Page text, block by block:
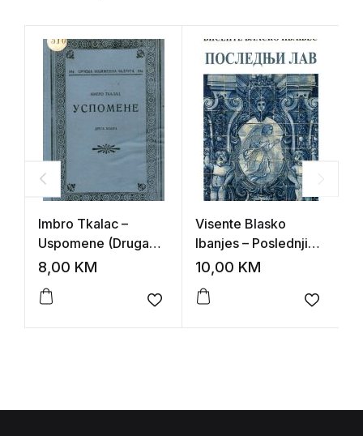
Imbro Tkalac –
Uspomene (Druga
knjiga)
8,00 KM
Add to wishlist
Visente Blasko
Ibanjes – Poslednji
lav
10,00 KM
Add to